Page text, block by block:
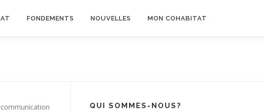
FONDEMENTS NOUVELLES MON COHABITAT
QUI SOMMES-NOUS?